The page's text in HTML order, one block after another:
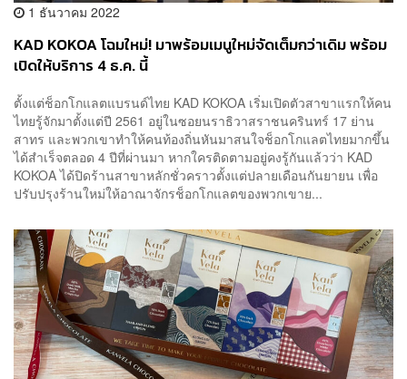
1 ธันวาคม 2022
KAD KOKOA โฉมใหม่! มาพร้อมเมนูใหม่จัดเต็มกว่าเดิม พร้อม
เปิดให้บริการ 4 ธ.ค. นี้
ตั้งแต่ช็อกโกแลตแบรนด์ไทย KAD KOKOA เริ่มเปิดตัวสาขาแรกให้คน
ไทยรู้จักมาตั้งแต่ปี 2561 อยู่ในซอยนราธิวาสราชนครินทร์ 17 ย่าน
สาทร และพวกเขาทำให้คนท้องถิ่นหันมาสนใจช็อกโกแลตไทยมากขึ้น
ได้สำเร็จตลอด 4 ปีที่ผ่านมา หากใครติดตามอยู่คงรู้กันแล้วว่า KAD
KOKOA ได้ปิดร้านสาขาหลักชั่วคราวตั้งแต่ปลายเดือนกันยายน เพื่อ
ปรับปรุงร้านใหม่ให้อาณาจักรช็อกโกแลตของพวกเขาย...